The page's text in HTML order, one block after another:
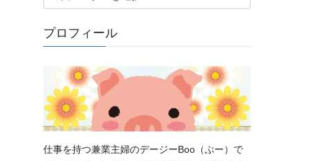
テ
リ
プロフィール
仕事を持つ兼業主婦のデージーBoo（ぶー）で